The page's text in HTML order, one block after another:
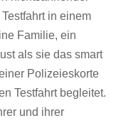
in einem
Familie, ein
als sie das smart
Polizeieskorte
Testfahrt begleitet.
und ihrer